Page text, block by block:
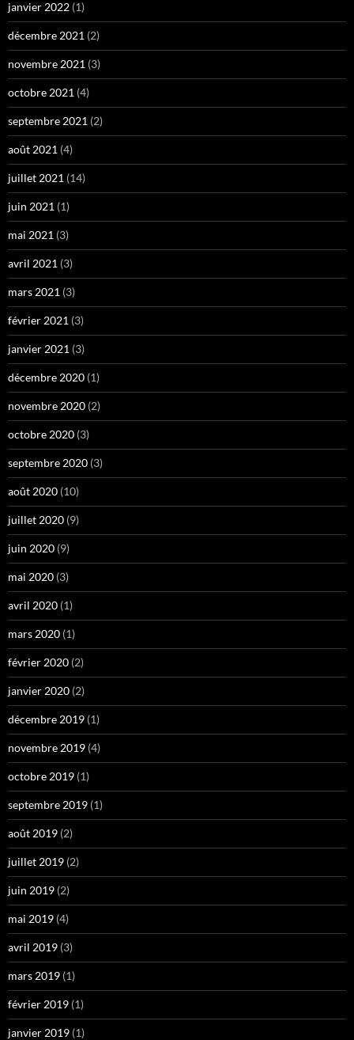
janvier 2022 (1)
décembre 2021 (2)
novembre 2021 (3)
octobre 2021 (4)
septembre 2021 (2)
août 2021 (4)
juillet 2021 (14)
juin 2021 (1)
mai 2021 (3)
avril 2021 (3)
mars 2021 (3)
février 2021 (3)
janvier 2021 (3)
décembre 2020 (1)
novembre 2020 (2)
octobre 2020 (3)
septembre 2020 (3)
août 2020 (10)
juillet 2020 (9)
juin 2020 (9)
mai 2020 (3)
avril 2020 (1)
mars 2020 (1)
février 2020 (2)
janvier 2020 (2)
décembre 2019 (1)
novembre 2019 (4)
octobre 2019 (1)
septembre 2019 (1)
août 2019 (2)
juillet 2019 (2)
juin 2019 (2)
mai 2019 (4)
avril 2019 (3)
mars 2019 (1)
février 2019 (1)
janvier 2019 (1)